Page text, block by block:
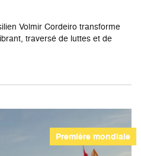
Volmir Cordeiro transforme
traversé de luttes et de
Première mondiale